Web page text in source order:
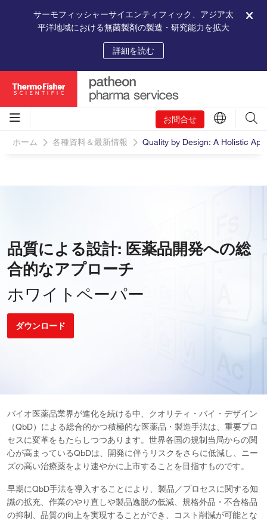
サーモフィッシャーサイエンティフィック、アジア太
平洋地域における無菌製剤の製造・研究能力を拡大
詳細を読む
お問合せ
ホーム 各種資料＆最新情報 Quality by Design: A Holistic
品質による設計: 医薬品開発への総
合的なアプローチ
ホワイトペーパー
ダウンロード
バイオ医薬品業界が進化を続ける中、クオリティ・バイ・デザイン
（QbD）による総合的かつ積極的な医薬品・製造手法は、重要プロ
セスに変革をもたらしつつあります。世界各国の規制当局からの関
心が高まっているQbDは、開発に伴うリスクをさらに低減し、ニー
ズの高い治療薬をより速やかに上市することを目指すものです。
早期にQbD手法を導入することにより、製品／プロセスに関する知
識の拡充、作業のやり直しや製品逸脱の低減、規格外品・不合格品
の抑制、品質の向上を実現することができ、コスト削減が可能とな